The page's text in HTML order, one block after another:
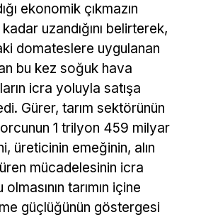
ekonomik çıkmazın
uzandığını belirterek,
domateslere uygulanan
bu kez soğuk hava
icra yoluyla satışa
Gürer, tarım sektörünün
1 trilyon 459 milyar
üreticinin emeğinin, alın
mücadelesinin icra
tarımın içine
güçlüğünün göstergesi